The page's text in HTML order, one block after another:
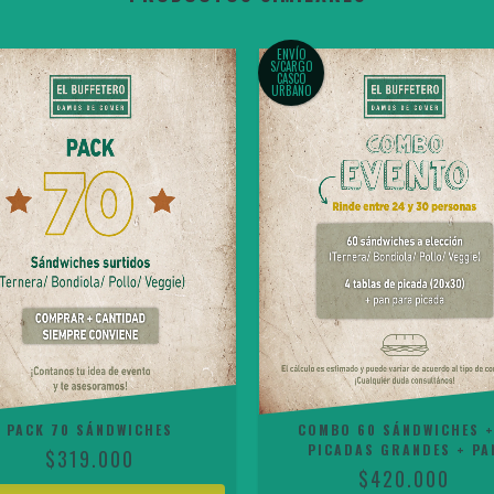
PACK 70 SÁNDWICHES
$319.000
ENVÍO
S/CARGO
CASCO
URBANO
COMBO 60 SÁNDWICHES
PICADAS GRANDES +
$420.000